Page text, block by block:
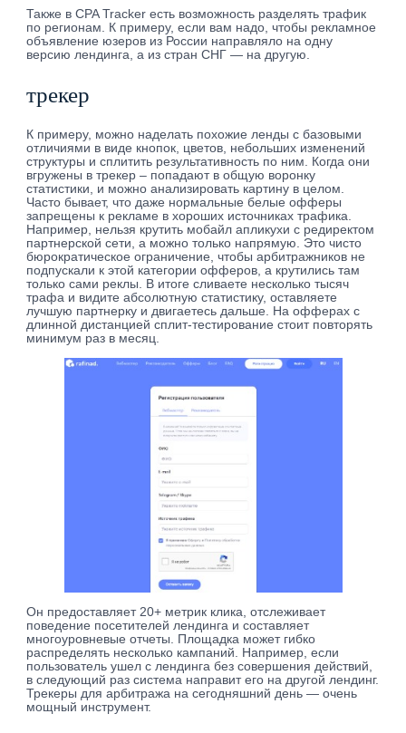
Также в CPA Tracker есть возможность разделять трафик
по регионам. К примеру, если вам надо, чтобы рекламное
объявление юзеров из России направляло на одну
версию лендинга, а из стран СНГ ― на другую.
трекер
К примеру, можно наделать похожие ленды с базовыми
отличиями в виде кнопок, цветов, небольших изменений
структуры и сплитить результативность по ним. Когда они
вгружены в трекер – попадают в общую воронку
статистики, и можно анализировать картину в целом.
Часто бывает, что даже нормальные белые офферы
запрещены к рекламе в хороших источниках трафика.
Например, нельзя крутить мобайл апликухи с редиректом
партнерской сети, а можно только напрямую. Это чисто
бюрократическое ограничение, чтобы арбитражников не
подпускали к этой категории офферов, а крутились там
только сами реклы. В итоге сливаете несколько тысяч
трафа и видите абсолютную статистику, оставляете
лучшую партнерку и двигаетесь дальше. На офферах с
длинной дистанцией сплит-тестирование стоит повторять
минимум раз в месяц.
Он предоставляет 20+ метрик клика, отслеживает
поведение посетителей лендинга и составляет
многоуровневые отчеты. Площадка может гибко
распределять несколько кампаний. Например, если
пользователь ушел с лендинга без совершения действий,
в следующий раз система направит его на другой лендинг.
Трекеры для арбитража на сегодняшний день — очень
мощный инструмент.